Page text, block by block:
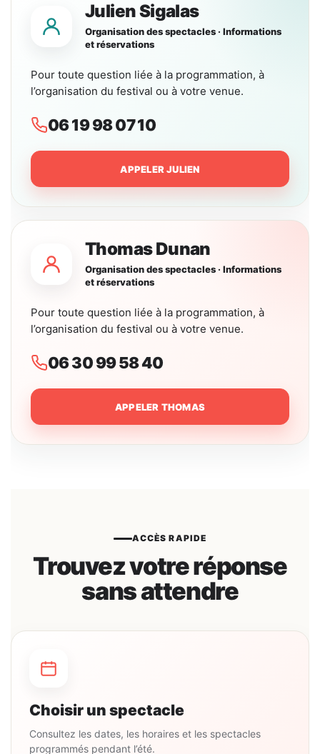
Julien Sigalas
Organisation des spectacles · Informations
et réservations
Pour toute question liée à la programmation, à
l’organisation du festival ou à votre venue.
06 19 98 07 10
APPELER JULIEN
Thomas Dunan
Organisation des spectacles · Informations
et réservations
Pour toute question liée à la programmation, à
l’organisation du festival ou à votre venue.
06 30 99 58 40
APPELER THOMAS
ACCÈS RAPIDE
Trouvez votre réponse
sans attendre
Choisir un spectacle
Consultez les dates, les horaires et les spectacles
programmés pendant l’été.